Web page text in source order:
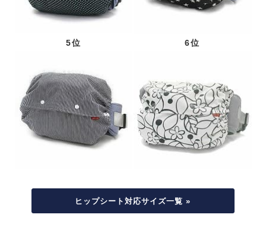
5位 6位
ヒップシート対応サイズ一覧 »